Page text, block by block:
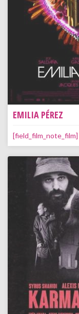
EMILIA PÉREZ
[field_film_note_film]